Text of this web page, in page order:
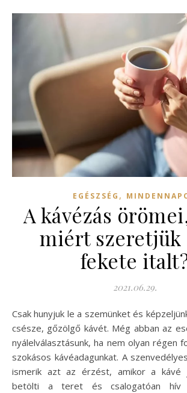
EGÉSZSÉG ,
A kávézás
miért szeretjük
fekete
2021.06.29.
Csak hunyjuk le a szemünket és képzeljünk magunk elé egy
csésze, gőzölgő kávét. Még abban az
nyálelválasztásunk, ha nem olyan régen
szokásos kávéadagunkat. A
ismerik azt az érzést, amikor a kávé
betölti a teret és csalogatóan hív